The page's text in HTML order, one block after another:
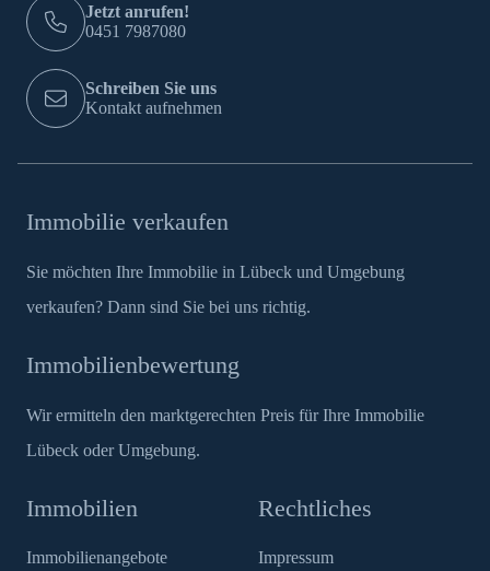
Jetzt anrufen!
0451 7987080
Schreiben Sie uns
Kontakt aufnehmen
Immobilie verkaufen
Sie möchten Ihre Immobilie in Lübeck und Umgebung
verkaufen? Dann sind Sie bei uns richtig.
Immobilien
Immobilienangebote
Immobilienbewertung
Wir ermitteln den marktgerechten Preis für Ihre Immobilie
Lübeck oder Umgebung.
Rechtliches
Impressum